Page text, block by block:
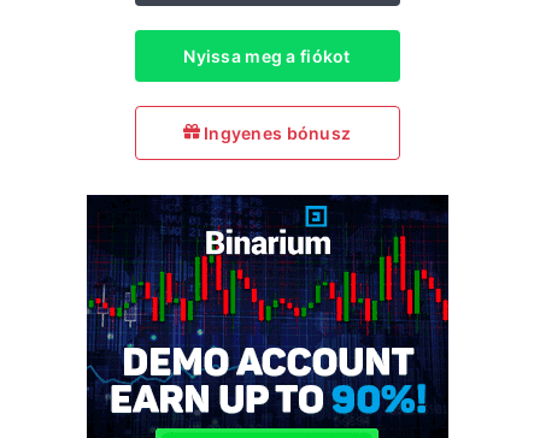
Nyissa meg a fiókot
Ingyenes bónusz